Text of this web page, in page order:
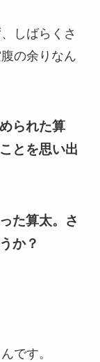
しばらくさ
の余りなん
られた算
とを思い出
た算太。さ
か？
です。